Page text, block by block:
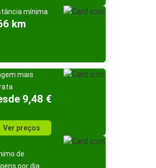
mínima
km
mais
9,48 €
Ver preços
de
por dia